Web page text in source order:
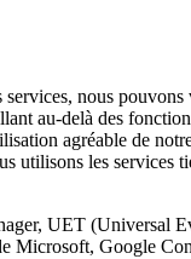
services, nous
au-delà des
agréable de
utilisons les services
UET (Universal
Microsoft, Google